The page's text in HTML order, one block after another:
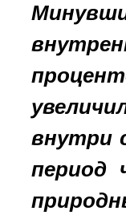
внутри
период